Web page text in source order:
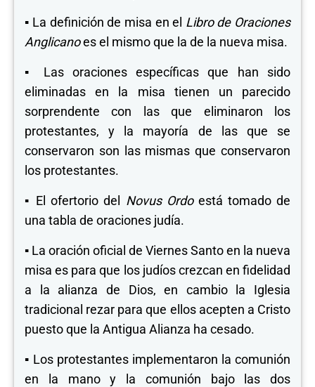
▪ La definición de misa en el Libro de Oraciones
Anglicanoes el mismo que la de la nueva misa.
▪
Las oraciones específicas que han sido
eliminadas en la misa tienen un parecido
sorprendente con las que eliminaron los
protestantes, y la mayoría de las que se
conservaron son las mismas que conservaron
los protestantes.
▪ El ofertorio del Novus Ordoestá tomado de
una tabla de oraciones judía.
▪ La oración oficial de Viernes Santo en la nueva
misa es para que los judíos crezcan en fidelidad
a la alianza de Dios, en cambio la Iglesia
tradicional rezar para que ellos acepten a Cristo
puesto que la Antigua Alianza ha cesado.
▪ Los protestantes implementaron la comunión
en la mano y la comunión bajo las dos